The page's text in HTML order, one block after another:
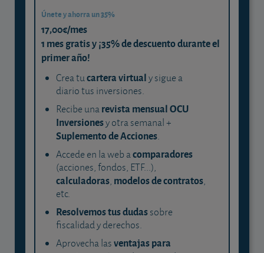
Únete y ahorra un 35%
17,00€/mes
1 mes gratis y ¡35% de descuento durante el
primer año!
Crea tucartera virtualy sigue a
diario tus inversiones.
Recibe unarevista mensual OCU
Inversionesy otra semanal +
Suplemento de Acciones.
Accede en la web acomparadores
(acciones, fondos, ETF...),
calculadoras, modelos de contratos,
etc.
Resolvemos tus dudassobre
fiscalidad y derechos.
Aprovecha lasventajas para